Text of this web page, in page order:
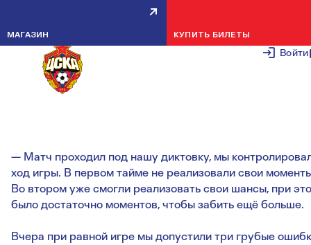
Войти
МАГАЗИН КУПИТЬ БИЛЕТЫ
ВАЛЕРИЙ МИНЬКО: РЕБЯТА
ВЫШЛИ НА ПОЛЕ С ПОЛНОЙ
САМООТДАЧЕЙ
— Матч проходил под нашу диктовку, мы
ход игры. В первом тайме не реализовали свои
Во втором уже смогли реализовать свои шансы, при
было достаточно моментов, чтобы забить ещё больше.
Вчера при равной игре мы допустили три грубые